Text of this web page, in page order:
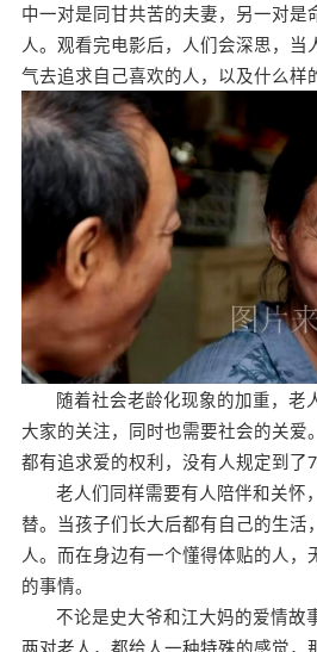
中一对是同甘共苦的夫妻，另一对是
人。观看完电影后，人们会深思，当
气去追求自己喜欢的人，以及什么样
随着社会老龄化现象的加重，老
大家的关注，同时也需要社会的关爱
都有追求爱的权利，没有人规定到了
老人们同样需要有人陪伴和关怀
替。当孩子们长大后都有自己的生活
人。而在身边有一个懂得体贴的人，
的事情。
不论是史大爷和江大妈的爱情故